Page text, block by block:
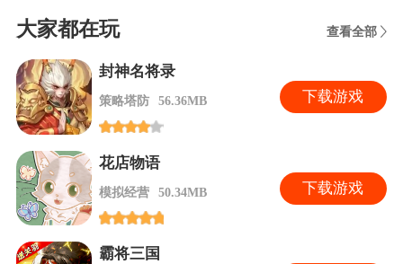
大家都在玩 查看全部
封神名将录
策略塔防 56.36MB 下载游戏
花店物语
模拟经营 50.34MB 下载游戏
霸将三国